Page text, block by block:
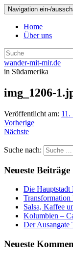
Navigation ein-/
Home
Über uns
wander-mit-mir.de
in Südamerika
img_1206-
Veröffentlicht am: 11.
Vorherige
Nächste
Suche nach:
Neueste Beiträge
Die Hauptstadt
Transformation
Salsa, Kaffee
Kolumbien –
Der Ausangate
Neueste